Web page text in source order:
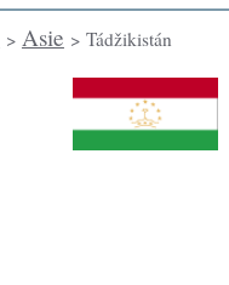
> Asie > Tádžikistán